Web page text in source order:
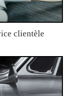
clientèle